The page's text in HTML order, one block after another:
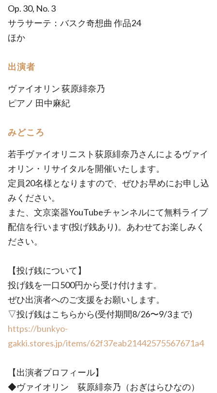
Op. 30, No. 3
サラサーテ：バスク奇想曲 作品24
ほか
出演者
ヴァイオリン 荻原緋奈乃
ピアノ 田中麻紀
みどころ
若手ヴァイオリニスト荻原緋奈乃さんによるヴァイ
オリン・リサイタルを開催いたします。
定員20名様となりますので、ぜひお早めにお申し込
みください。
また、文京楽器YouTubeチャンネルにて無料ライブ
配信を行います(投げ銭あり)。あわせてお楽しみく
ださい。
【投げ銭について】
投げ銭を一口500円から受け付けます。
ぜひ出演者へのご支援をお願いします。
▽投げ銭はこちらから(受付期間8/26〜9/3まで)
https://bunkyo-
gakki.stores.jp/items/62f37eab21442575567671a4
【出演者プロフィール】
◆ヴァイオリン 荻原緋奈乃（おぎはらひなの）